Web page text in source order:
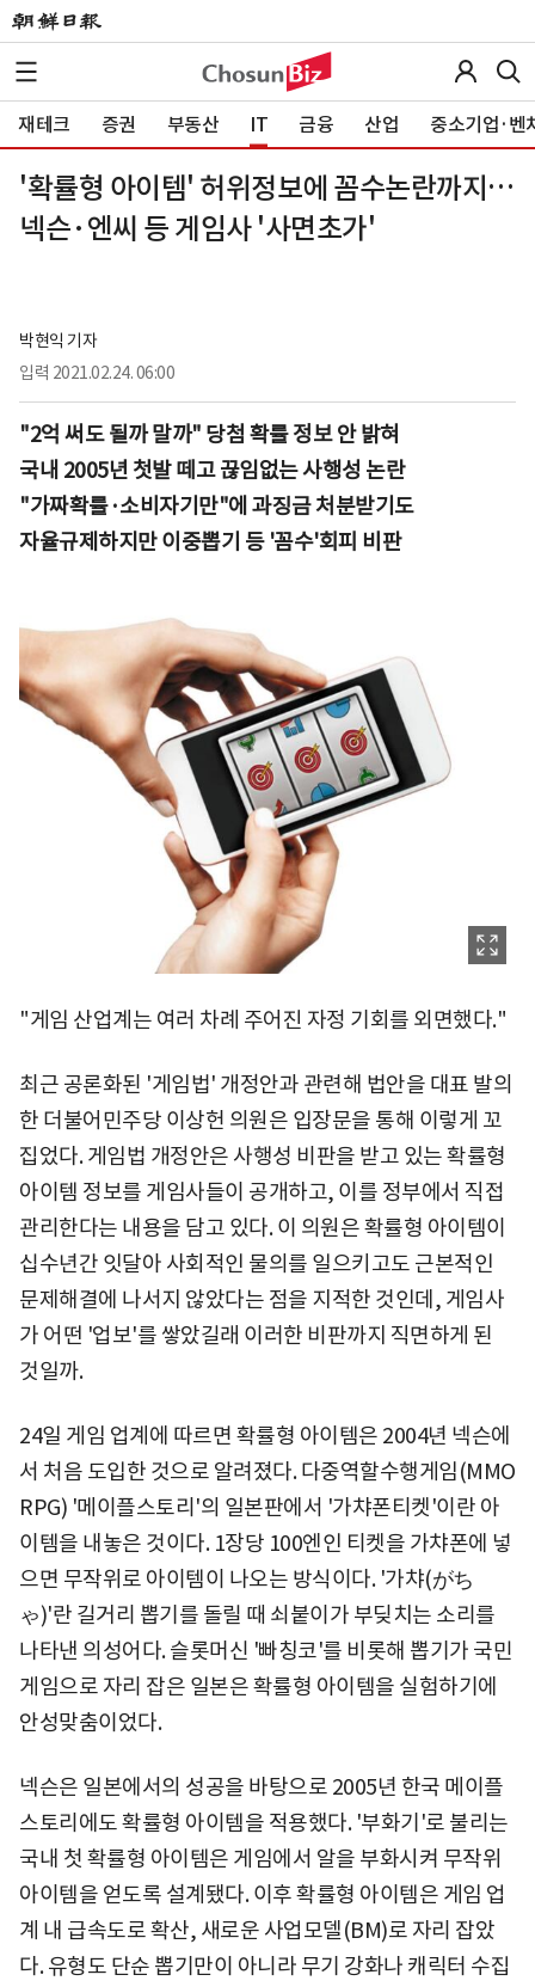
재테크 증권 부동산 IT 금융 산업 중소기업·벤
'확률형 아이템' 허위정보에 꼼수논란까지…
넥슨·엔씨 등 게임사 '사면초가'
박현익 기자
입력 2021.02.24. 06:00
"2억 써도 될까 말까" 당첨 확률 정보 안 밝혀
국내 2005년 첫발 떼고 끊임없는 사행성 논란
"가짜확률·소비자기만"에 과징금 처분받기도
자율규제하지만 이중뽑기 등 '꼼수'회피 비판
"게임 산업계는 여러 차례 주어진 자정 기회를 외면했다."
최근 공론화된 '게임법' 개정안과 관련해 법안을 대표 발의
한 더불어민주당 이상헌 의원은 입장문을 통해 이렇게 꼬
집었다. 게임법 개정안은 사행성 비판을 받고 있는 확률형
아이템 정보를 게임사들이 공개하고, 이를 정부에서 직접
관리한다는 내용을 담고 있다. 이 의원은 확률형 아이템이
십수년간 잇달아 사회적인 물의를 일으키고도 근본적인
문제해결에 나서지 않았다는 점을 지적한 것인데, 게임사
가 어떤 '업보'를 쌓았길래 이러한 비판까지 직면하게 된
것일까.
24일 게임 업계에 따르면 확률형 아이템은 2004년 넥슨에
서 처음 도입한 것으로 알려졌다. 다중역할수행게임(MMO
RPG) '메이플스토리'의 일본판에서 '가챠폰티켓'이란 아
이템을 내놓은 것이다. 1장당 100엔인 티켓을 가챠폰에 넣
으면 무작위로 아이템이 나오는 방식이다. '가챠(がち
ゃ)'란 길거리 뽑기를 돌릴 때 쇠붙이가 부딪치는 소리를
나타낸 의성어다. 슬롯머신 '빠칭코'를 비롯해 뽑기가 국민
게임으로 자리 잡은 일본은 확률형 아이템을 실험하기에
안성맞춤이었다.
넥슨은 일본에서의 성공을 바탕으로 2005년 한국 메이플
스토리에도 확률형 아이템을 적용했다. '부화기'로 불리는
국내 첫 확률형 아이템은 게임에서 알을 부화시켜 무작위
아이템을 얻도록 설계됐다. 이후 확률형 아이템은 게임 업
계 내 급속도로 확산, 새로운 사업모델(BM)로 자리 잡았
다. 유형도 단순 뽑기만이 아니라 무기 강화나 캐릭터 수집